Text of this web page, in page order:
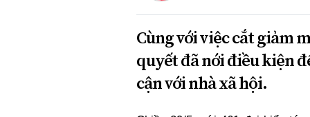
ĐA CHIỀU
Cùng với việc cắt giảm
quyết đã nới điều kiện
cận với nhà xã hội.